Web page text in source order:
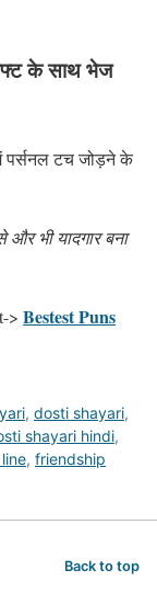
के साथ भेज
पर्सनल टच जोड़ने के
और भी यादगार बना
> Bestest Puns
, dosti shayari,
shayari hindi,
, friendship
Back to top